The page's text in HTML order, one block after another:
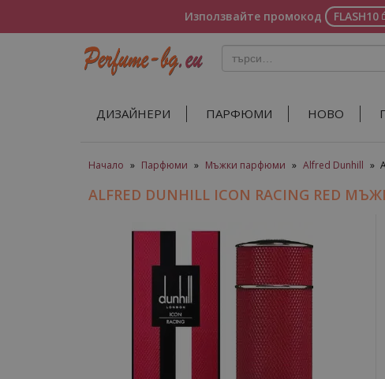
Използвайте промокод FLASH10
ДИЗАЙНЕРИ ПАРФЮМИ НОВО
Начало » Парфюми » Мъжки парфюми » Alfred Dunhill »
ALFRED DUNHILL ICON RACING RED